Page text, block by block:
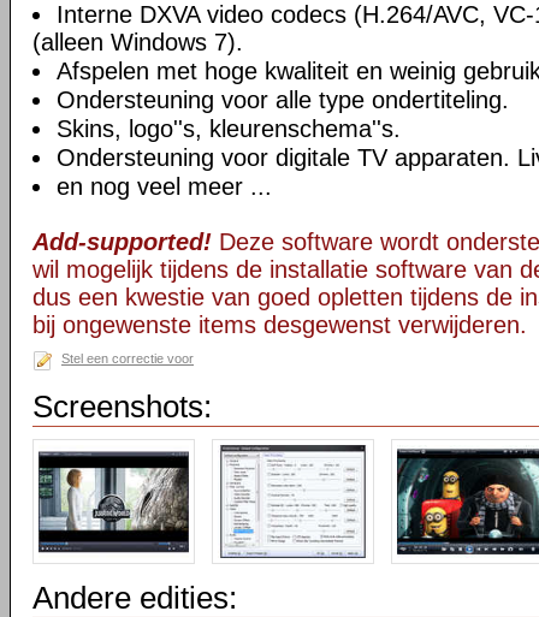
Interne DXVA video codecs (H.264/AVC,
(alleen Windows 7).
Afspelen met hoge kwaliteit en weinig
Ondersteuning voor alle type ondertiteling.
Skins, logo''s, kleurenschema''s.
Ondersteuning voor digitale TV apparaten.
en nog veel meer ...
Add-supported! Deze software wordt
wil mogelijk tijdens de installatie software van
dus een kwestie van goed opletten tijdens de
bij ongewenste items desgewenst verwijderen.
Stel een correctie voor
Screenshots:
Andere edities: